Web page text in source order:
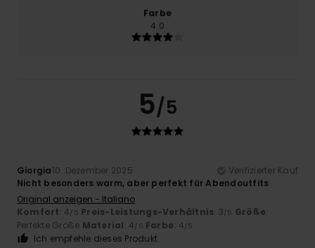
Farbe
4.0
5/5
Giorgia10. Dezember 2025
Verifizierter Kauf
Nicht besonders warm, aber perfekt für Abendoutfits
Original anzeigen - Italiano
Komfort: 4/5 Preis-Leistungs-Verhältnis: 3/5 Größe:
Perfekte Größe Material: 4/5 Farbe: 4/5
Ich empfehle dieses Produkt